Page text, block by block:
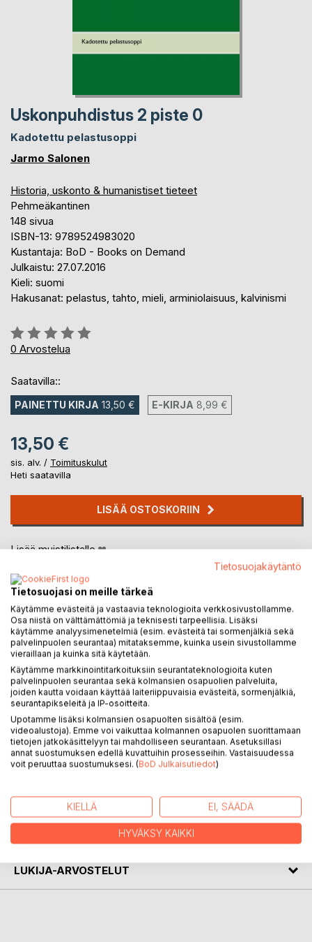
Uskonpuhdistus 2 piste 0
Kadotettu pelastusoppi
Jarmo Salonen
Historia, uskonto & humanistiset tieteet
Pehmeäkantinen
148 sivua
ISBN-13: 9789524983020
Kustantaja: BoD - Books on Demand
Julkaistu: 27.07.2016
Kieli: suomi
Hakusanat: pelastus, tahto, mieli, arminiolaisuus, kalvinismi
Arvostelu::
0%
0 Arvostelua
Saatavilla::
PAINETTU KIRJA 13,50 € E-KIRJA 8,99 €
13,50 €
sis. alv. / Toimituskulut
Heti saatavilla
LISÄÄ OSTOSKORIIN
Lisää muistilistalle
KUVAUS
Kirja on yleistajuinen pelastusopillinen keskustelunavaus.
Kirjoittaja toivoo herättävänsä avointa ja uteliasta
keskustelua pelastusopista uskonpuhdistuksen juhlavuoden
kunniaksi.
KIRJAILIJA
LEHDISTÖARVOSTELUT
LUKIJA-ARVOSTELUT
Tietosuojakäytäntö
Tietosuojasi on meille tärkeä
Käytämme evästeitä ja vastaavia teknologioita verkkosivustollamme.
Osa niistä on välttämättömiä ja teknisesti tarpeellisia. Lisäksi
käytämme analyysimenetelmiä (esim. evästeitä tai sormenjälkiä sekä
palvelinpuolen seurantaa) mitataksemme, kuinka usein sivustollamme
vieraillaan ja kuinka sitä käytetään.
Käytämme markkinointitarkoituksiin seurantateknologioita kuten
palvelinpuolen seurantaa sekä kolmansien osapuolien palveluita,
joiden kautta voidaan käyttää laiteriippuvaisia evästeitä, sormenjälkiä,
seurantapikseleitä ja IP-osoitteita.
Upotamme lisäksi kolmansien osapuolten sisältöä (esim.
videoalustoja). Emme voi vaikuttaa kolmannen osapuolen suorittamaan
tietojen jatkokäsittelyyn tai mahdolliseen seurantaan. Asetuksillasi
annat suostumuksen edellä kuvattuihin prosesseihin. Vastaisuudessa
voit peruuttaa suostumuksesi. (BoD Julkaisutiedot)
KIELLÄ EI, SÄÄDÄ
HYVÄKSY KAIKKI